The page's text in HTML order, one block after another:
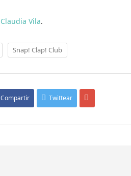
Claudia Vila.
Snap! Clap! Club
Compartir Twittear